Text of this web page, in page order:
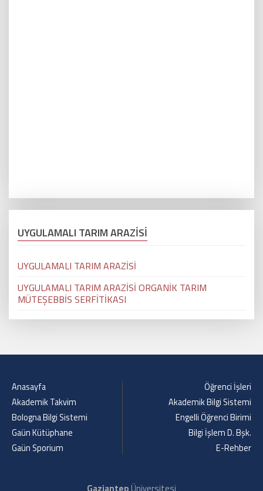
UYGULAMALI TARIM ARAZİSİ
UYGULAMALI TARIM ARAZİSİ
UYGULAMALI TARIM ARAZİSİ ORGANİK TARIM
MÜTEŞEBBİS SERFİTİKASI
Anasayfa
Akademik Takvim
Bologna Bilgi Sistemi
Gaün Kütüphane
Gaün Sporium
Öğrenci İşleri
Akademik Bilgi Sistemi
Engelli Öğrenci Birimi
Bilgi İşlem D. Bşk.
E-Rehber